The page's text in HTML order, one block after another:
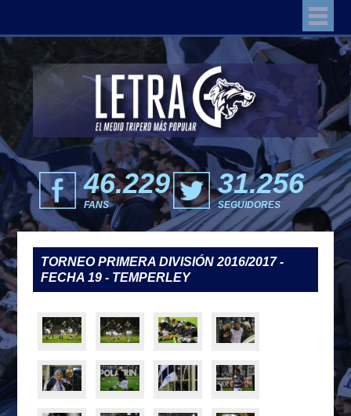
46.229
FANS
31.256
SEGUIDORES
TORNEO PRIMERA DIVISIÓN 2016/2017 -
FECHA 19 - TEMPERLEY